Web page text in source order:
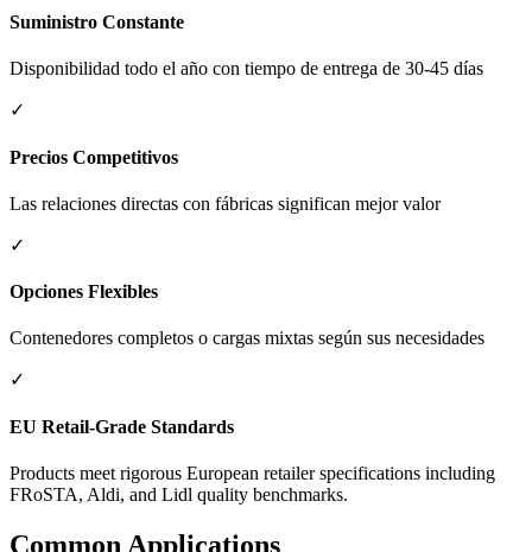
Suministro Constante
Disponibilidad todo el año con tiempo de entrega de 30-45 días
✓
Precios Competitivos
Las relaciones directas con fábricas significan mejor valor
✓
Opciones Flexibles
Contenedores completos o cargas mixtas según sus necesidades
✓
EU Retail-Grade Standards
Products meet rigorous European retailer specifications including
FRoSTA, Aldi, and Lidl quality benchmarks.
Common Applications